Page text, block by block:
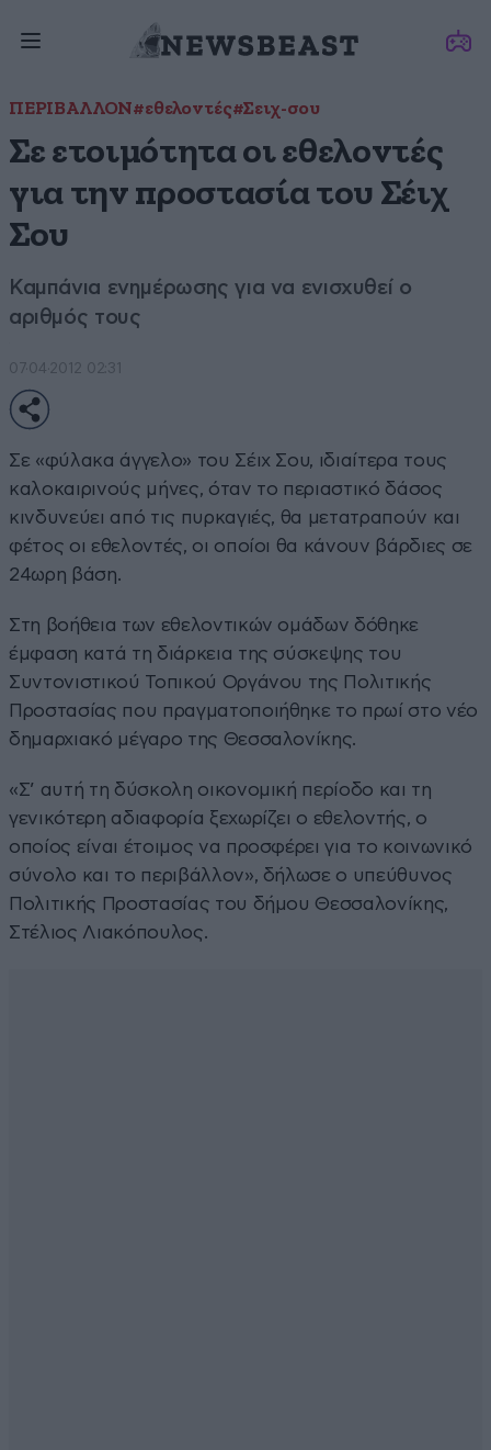
ΠΕΡΙΒΑΛΛΟΝ#εθελοντές#Σειχ-σου
Σε ετοιμότητα οι εθελοντές
για την προστασία του Σέιχ
Σου
Καμπάνια ενημέρωσης για να ενισχυθεί ο
αριθμός τους
07·04·2012 02:31
Σε «φύλακα άγγελο» του Σέιχ Σου, ιδιαίτερα τους
καλοκαιρινούς μήνες, όταν το περιαστικό δάσος
κινδυνεύει από τις πυρκαγιές, θα μετατραπούν και
φέτος οι εθελοντές, οι οποίοι θα κάνουν βάρδιες σε
24ωρη βάση.
Στη βοήθεια των εθελοντικών ομάδων δόθηκε
έμφαση κατά τη διάρκεια της σύσκεψης του
Συντονιστικού Τοπικού Οργάνου της Πολιτικής
Προστασίας που πραγματοποιήθηκε το πρωί στο νέο
δημαρχιακό μέγαρο της Θεσσαλονίκης.
«Σ’ αυτή τη δύσκολη οικονομική περίοδο και τη
γενικότερη αδιαφορία ξεχωρίζει ο εθελοντής, ο
οποίος είναι έτοιμος να προσφέρει για το κοινωνικό
σύνολο και το περιβάλλον», δήλωσε ο υπεύθυνος
Πολιτικής Προστασίας του δήμου Θεσσαλονίκης,
Στέλιος Λιακόπουλος.